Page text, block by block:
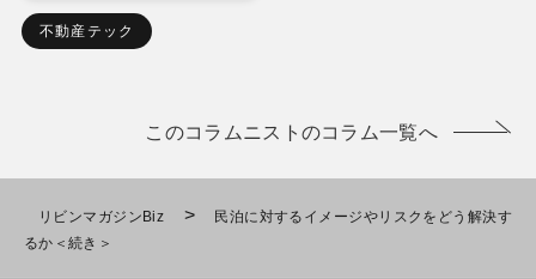
不動産テック
このコラムニストのコラム一覧へ
リビンマガジンBiz >
民泊に対するイメージやリスクをどう解決す
るか＜続き＞